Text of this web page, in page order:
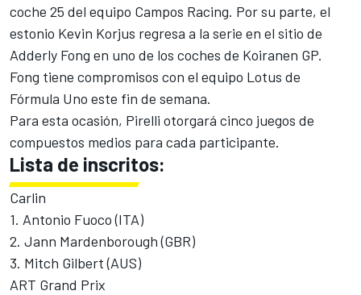
coche 25 del equipo Campos Racing. Por su parte, el
estonio Kevin Korjus regresa a la serie en el sitio de
Adderly Fong en uno de los coches de Koiranen GP.
Fong tiene compromisos con el equipo Lotus de
Fórmula Uno este fin de semana.
Para esta ocasión, Pirelli otorgará cinco juegos de
compuestos medios para cada participante.
Lista de inscritos:
Carlin
1. Antonio Fuoco (ITA)
2. Jann Mardenborough (GBR)
3. Mitch Gilbert (AUS)
ART Grand Prix